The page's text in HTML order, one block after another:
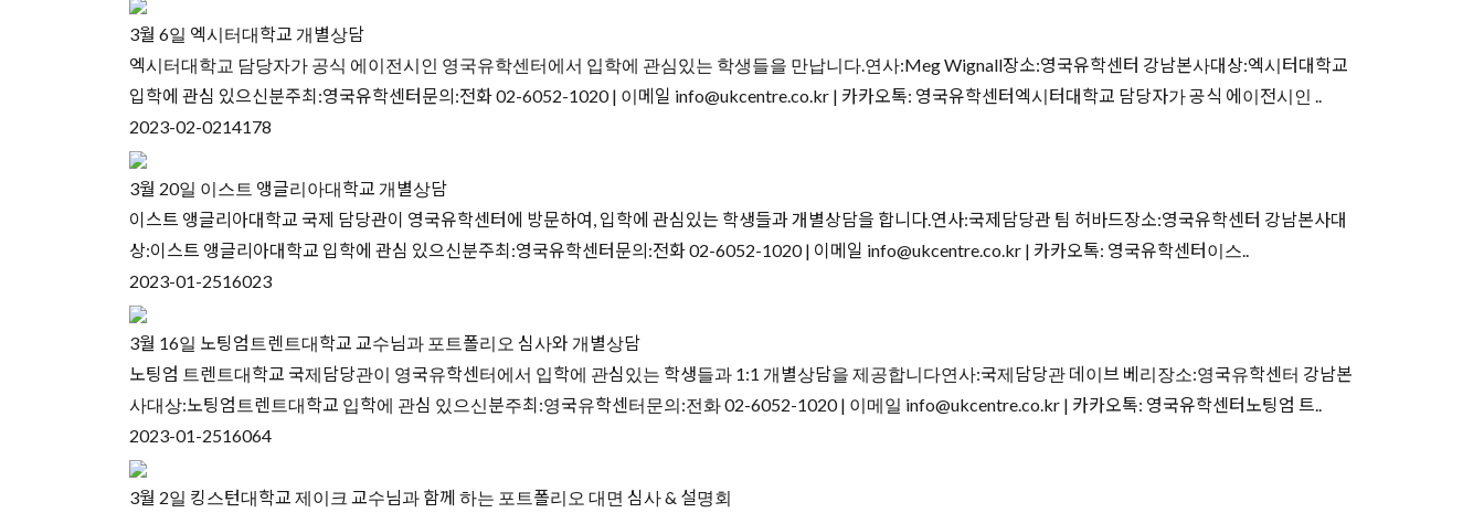
3월 6일 엑시터대학교 개별상담
엑시터대학교 담당자가 공식 에이전시인 영국유학센터에서 입학에 관심있는 학생들을 만납니다.연사:Meg Wignall장소:영국유학센터 강남본사대상:엑시터대학교
입학에 관심 있으신분주최:영국유학센터문의:전화 02-6052-1020 | 이메일 info@ukcentre.co.kr | 카카오톡: 영국유학센터엑시터대학교 담당자가 공식 에이전시인 ..
2023-02-0214178
3월 20일 이스트 앵글리아대학교 개별상담
이스트 앵글리아대학교 국제 담당관이 영국유학센터에 방문하여, 입학에 관심있는 학생들과 개별상담을 합니다.연사:국제담당관 팀 허바드장소:영국유학센터 강남본사대
상:이스트 앵글리아대학교 입학에 관심 있으신분주최:영국유학센터문의:전화 02-6052-1020 | 이메일 info@ukcentre.co.kr | 카카오톡: 영국유학센터이스..
2023-01-2516023
3월 16일 노팅엄트렌트대학교 교수님과 포트폴리오 심사와 개별상담
노팅엄 트렌트대학교 국제담당관이 영국유학센터에서 입학에 관심있는 학생들과 1:1 개별상담을 제공합니다연사:국제담당관 데이브 베리장소:영국유학센터 강남본
사대상:노팅엄트렌트대학교 입학에 관심 있으신분주최:영국유학센터문의:전화 02-6052-1020 | 이메일 info@ukcentre.co.kr | 카카오톡: 영국유학센터노팅엄 트..
2023-01-2516064
3월 2일 킹스턴대학교 제이크 교수님과 함께 하는 포트폴리오 대면 심사 & 설명회